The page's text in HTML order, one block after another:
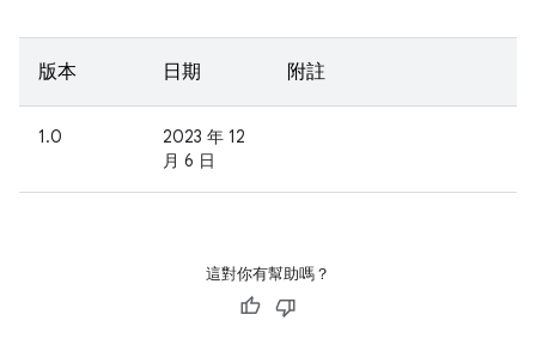
版本 日期 附註
1.0
2023 年 12
月 6 日
這對你有幫助嗎？